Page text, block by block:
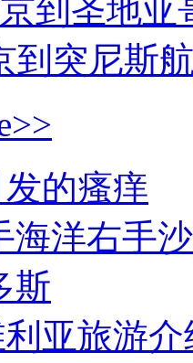
到圣地亚
到突尼斯
的瘙痒
海洋右手
斯
亚旅游介